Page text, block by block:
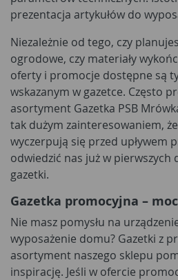
prezentacja artykułów do
Niezależnie od tego, czy
ogrodowe, czy materiały
oferty i promocje dostępne są
wskazanym w gazetce. Często
asortyment Gazetka PSB
tak dużym zainteresowaniem,
wyczerpują się przed upływem
odwiedzić nas już w pierwszych
gazetki.
Gazetka promocyjna –
Nie masz pomysłu na
wyposażenie domu? Gazetki z
asortyment naszego sklepu
inspirację. Jeśli w ofercie